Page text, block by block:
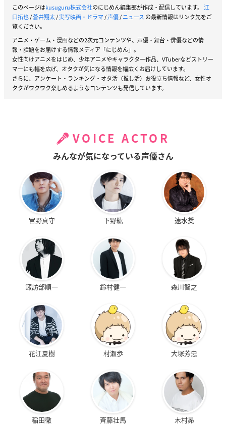
このページはkusuguru株式会社のにじめん編集部が作成・配信しています。 江
口拓也/蒼井翔太/実写映画・ドラマ/声優/ニュース の最新情報はリンク先をご
覧ください。
アニメ・ゲーム・漫画などの2次元コンテンツや、声優・舞台・俳優などの情
報・話題をお届けする情報メディア「にじめん」。
女性向けアニメをはじめ、少年アニメやキャラクター作品、VTuberなどストリー
マーにも幅を広げ、オタクが気になる情報を幅広くお届けしています。
さらに、アンケート・ランキング・オタ活（推し活）お役立ち情報など、女性オ
タクがワクワク楽しめるようなコンテンツも発信しています。
VOICE ACTOR
みんなが気になっている声優さん
宮野真守 下野紘 速水奨
諏訪部順一 鈴村健一 森川智之
花江夏樹 村瀬歩 大塚芳忠
稲田徹 斉藤壮馬 木村昴